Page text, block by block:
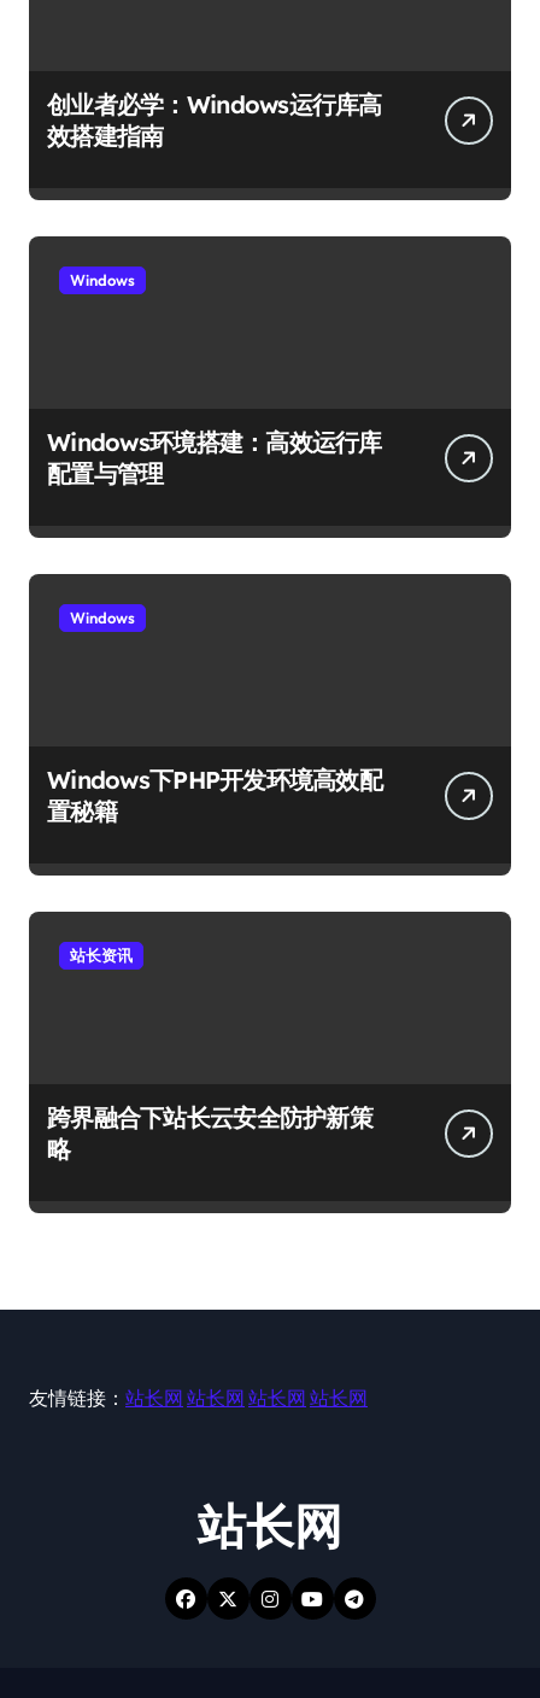
创业者必学：Windows运行库高
效搭建指南
Windows
Windows环境搭建：高效运行库
配置与管理
Windows
Windows下PHP开发环境高效配
置秘籍
站长资讯
跨界融合下站长云安全防护新策
略
友情链接： 站长网 站长网 站长网 站长网
站长网